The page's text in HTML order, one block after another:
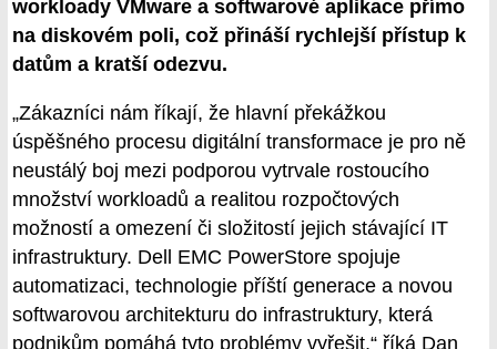
workloady VMware a softwarové aplikace přímo
na diskovém poli, což přináší rychlejší přístup k
datům a kratší odezvu.
„Zákazníci nám říkají, že hlavní překážkou
úspěšného procesu digitální transformace je pro ně
neustálý boj mezi podporou vytrvale rostoucího
množství workloadů a realitou rozpočtových
možností a omezení či složitostí jejich stávající IT
infrastruktury. Dell EMC PowerStore spojuje
automatizaci, technologie příští generace a novou
softwarovou architekturu do infrastruktury, která
podnikům pomáhá tyto problémy vyřešit,“ říká Dan